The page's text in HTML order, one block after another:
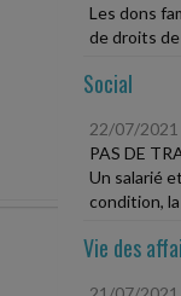
Les dons
de droits
Social
22/07/2021
PAS DE
Un salarié
condition,
Vie des